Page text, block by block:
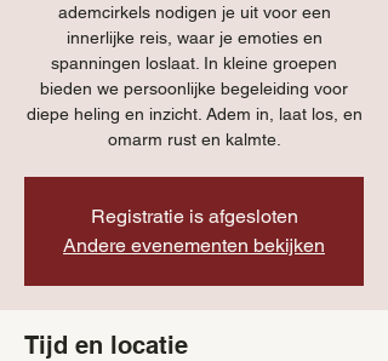
ademcirkels nodigen je uit voor een
innerlijke reis, waar je emoties en
spanningen loslaat. In kleine groepen
bieden we persoonlijke begeleiding voor
diepe heling en inzicht. Adem in, laat los, en
omarm rust en kalmte.
Registratie is afgesloten
Andere evenementen bekijken
Tijd en locatie